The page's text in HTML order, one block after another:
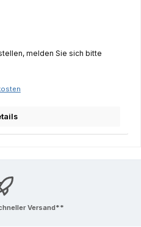
melden Sie sich bitte
Versand**